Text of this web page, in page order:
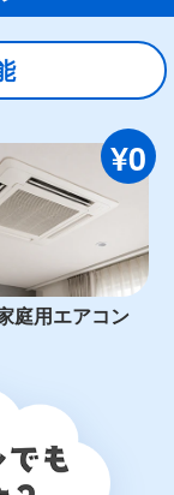
¥0
庭用エアコン